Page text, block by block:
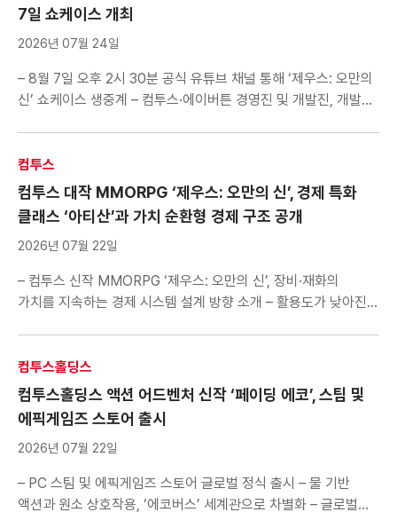
7일 쇼케이스 개최
2026년 07월 24일
– 8월 7일 오후 2시 30분 공식 유튜브 채널 통해 ‘제우스: 오만의
신’ 쇼케이스 생중계 – 컴투스·에이버튼 경영진 및 개발진, 개발
컴투스(대표 남재관)는 에이버튼(대표 김대훤)이 개발하고 자사가
퍼블리싱하는 블록버스터급 신작 MMORPG ‘제우스: 오만의
신’의 쇼케이스를 오는 8월 […]
컴투스
컴투스 대작 MMORPG ‘제우스: 오만의 신’, 경제 특화
클래스 ‘아티산’과 가치 순환형 경제 구조 공개
2026년 07월 22일
– 컴투스 신작 MMORPG ‘제우스: 오만의 신’, 장비·재화의
가치를 지속하는 경제 시스템 설계 방향 소개 – 활용도가 낮아진
공개… 전투에서는 아군 지원 역할 수행 컴투스(대표 남재관)가
퍼블리싱하고 에이버튼(대표 김대훤)이 개발 중인 블록버스터급
MMORPG ‘제우스: 오만의 […]
컴투스홀딩스
컴투스홀딩스 액션 어드벤처 신작 ‘페이딩 에코’, 스팀 및
에픽게임즈 스토어 출시
2026년 07월 22일
– PC 스팀 및 에픽게임즈 스토어 글로벌 정식 출시 – 물 기반
액션과 원소 상호작용, ‘에코버스’ 세계관으로 차별화 – 글로벌